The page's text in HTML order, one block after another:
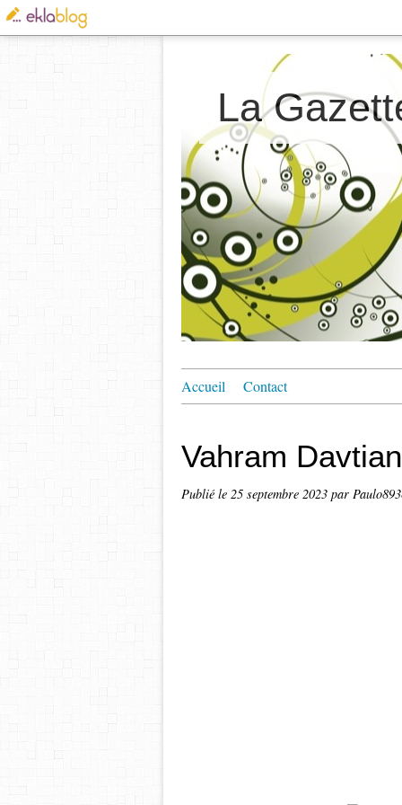
La
Accueil Contact
Vahram Davtian
Publié le 25 septembre 2023 par